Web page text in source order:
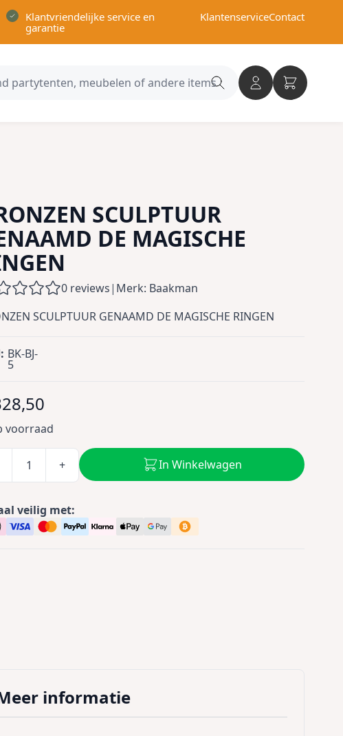
Klantvriendelijke service en
garantie
KlantenserviceContact
category
Search
SCULPTUUR
DE MAGISCHE
0 reviews| Merk: Baakman
SCULPTUUR GENAAMD DE MAGISCHE RINGEN
BK-BJ-
5
voorraad
+ In Winkelwagen
veilig met:
informatie